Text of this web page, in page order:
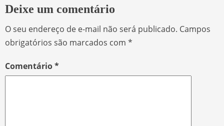
Deixe um comentário
O seu endereço de e-mail não será publicado. Campos
obrigatórios são marcados com *
Comentário*